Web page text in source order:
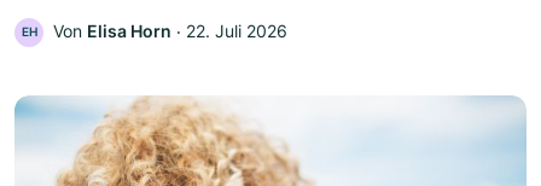
EH Von Elisa Horn ‧ 22. Juli 2026